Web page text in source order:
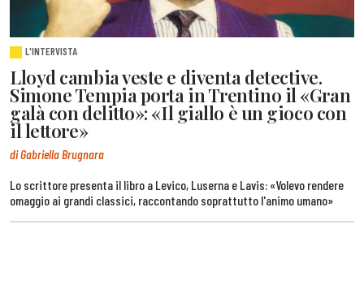
L'INTERVISTA
Lloyd cambia veste e diventa detective.
Simone Tempia porta in Trentino il «Gran
galà con delitto»: «Il giallo è un gioco con
il lettore»
di Gabriella Brugnara
Lo scrittore presenta il libro a Levico, Luserna e Lavis: «Volevo rendere
omaggio ai grandi classici, raccontando soprattutto l'animo umano»